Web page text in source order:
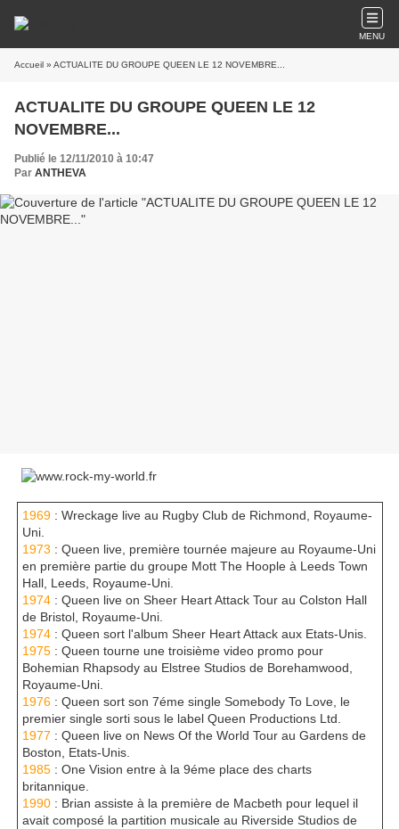
MENU
Accueil » ACTUALITE DU GROUPE QUEEN LE 12 NOVEMBRE...
ACTUALITE DU GROUPE QUEEN LE 12
NOVEMBRE...
Publié le 12/11/2010 à 10:47
Par ANTHEVA
1969: Wreckage live au Rugby Club de Richmond, Royaume-
Uni.
1973 : Queen live, première tournée majeure au Royaume-Uni
en première partie du groupe Mott The Hoople à Leeds Town
Hall, Leeds, Royaume-Uni.
1974: Queen live on Sheer Heart Attack Tour au Colston Hall
de Bristol, Royaume-Uni.
1974: Queen sort l'album Sheer Heart Attack aux Etats-Unis.
1975: Queen tourne une troisième video promo pour
Bohemian Rhapsody au Elstree Studios de Borehamwood,
Royaume-Uni.
1976: Queen sort son 7éme single Somebody To Love, le
premier single sorti sous le label Queen Productions Ltd.
1977 : Queen live on News Of the World Tour au Gardens de
Boston, Etats-Unis.
1985: One Vision entre à la 9éme place des charts
britannique.
1990: Brian assiste à la première de Macbeth pour lequel il
avait composé la partition musicale au Riverside Studios de